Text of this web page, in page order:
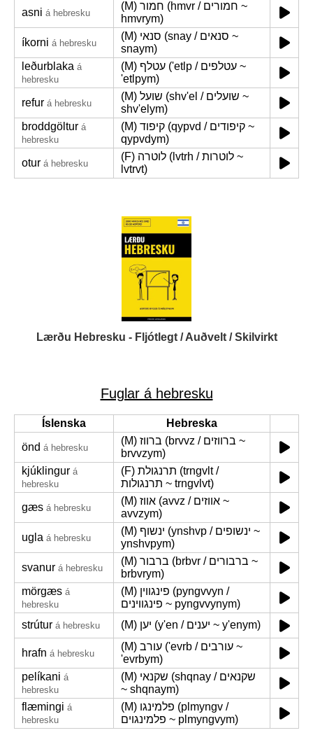
asni á hebresku
(M) חמור (hmvr / חמורים ~
hmvrym)
íkorni á hebresku
(M) סנאי (snay / סנאים ~
snaym)
leðurblaka á
hebresku
(M) עטלף ('etlp / עטלפים ~
'etlpym)
refur á hebresku
(M) שועל (shv'el / שועלים ~
shv'elym)
broddgöltur á
hebresku
(M) קיפוד (qypvd / קיפודים ~
qypvdym)
otur á hebresku
(F) לוטרה (lvtrh / לוטרות ~
lvtrvt)
Lærðu Hebresku - Fljótlegt / Auðvelt / Skilvirkt
Fuglar á hebresku
Íslenska
Hebreska
önd á hebresku
(M) ברווז (brvvz / ברווזים ~
brvvzym)
kjúklingur á
hebresku
(F) תרנגולת (trngvlt /
תרנגולות ~ trngvlvt)
gæs á hebresku
(M) אווז (avvz / אווזים ~
avvzym)
ugla á hebresku
(M) ינשוף (ynshvp / ינשופים ~
ynshvpym)
svanur á hebresku
(M) ברבור (brbvr / ברבורים ~
brbvrym)
mörgæs á
hebresku
(M) פינגווין (pyngvvyn /
פינגווינים ~ pyngvvynym)
strútur á hebresku (M) יען (y'en / יענים ~ y'enym)
hrafn á hebresku
(M) עורב ('evrb / עורבים ~
'evrbym)
pelíkani á
hebresku
(M) שקנאי (shqnay / שקנאים
~ shqnaym)
flæmingi á
hebresku
(M) פלמינגו (plmyngv /
פלמינגוים ~ plmyngvym)